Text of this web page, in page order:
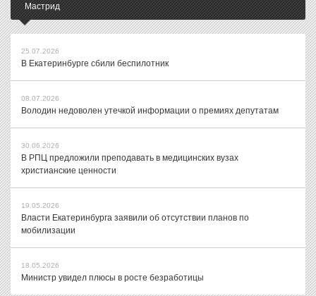
Мастрид
25.07.2026
В Екатеринбурге сбили беспилотник
08.07.2026
Володин недоволен утечкой информации о премиях депутатам
30.06.2026
В РПЦ предложили преподавать в медицинских вузах
христианские ценности
19.05.2026
Власти Екатеринбурга заявили об отсутствии планов по
мобилизации
18.05.2026
Министр увидел плюсы в росте безработицы